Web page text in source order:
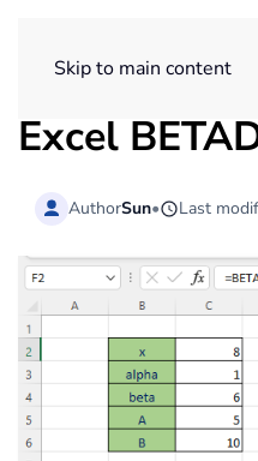
Skip to main content
Excel
AuthorSun• Last